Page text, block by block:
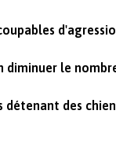
diminuer le
détenant des